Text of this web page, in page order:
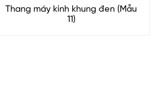
Thang máy kính khung đen (Mẫu
11)